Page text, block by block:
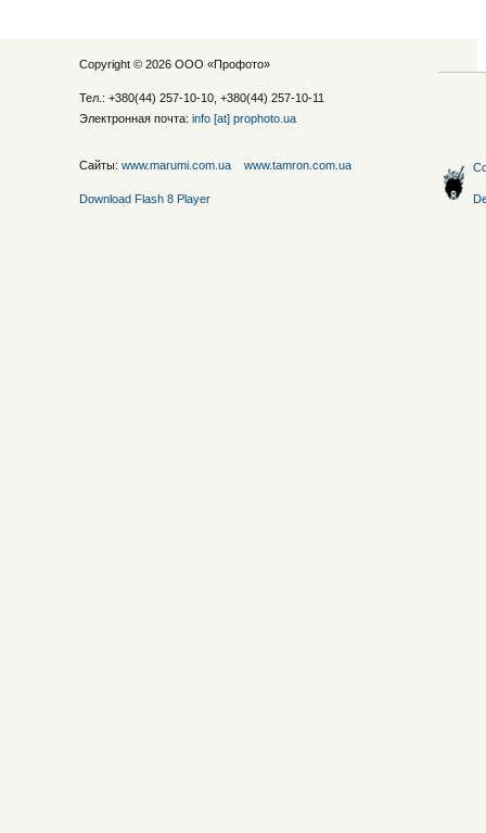
Copyright © 2026 ООО «Профото»
Тел.: +380(44) 257-10-10, +380(44) 257-10-11
Электронная почта: info [at] prophoto.ua
Сайты: www.marumi.com.ua www.tamron.com.ua
Download Flash 8 Player